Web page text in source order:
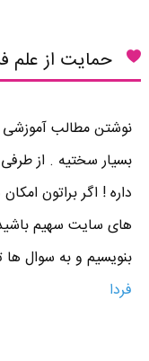
حمایت از علم
نوشتن مطالب آموزشی
بسیار سختیه . از
داره ! اگر براتون
های سایت سهیم باشید
بنویسیم و به سوال
فردا